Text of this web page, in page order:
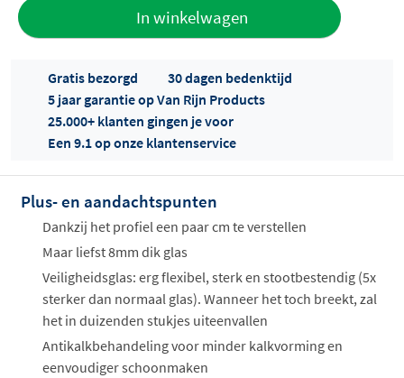
In winkelwagen
Offertes
ophalen...
Gratis bezorgd
30 dagen bedenktijd
5 jaar garantie op Van Rijn Products
25.000+ klanten gingen je voor
Een 9.1 op onze klantenservice
Plus- en aandachtspunten
Dankzij het profiel een paar cm te verstellen
Maar liefst 8mm dik glas
Veiligheidsglas: erg flexibel, sterk en stootbestendig (5x
sterker dan normaal glas). Wanneer het toch breekt, zal
het in duizenden stukjes uiteenvallen
Antikalkbehandeling voor minder kalkvorming en
eenvoudiger schoonmaken